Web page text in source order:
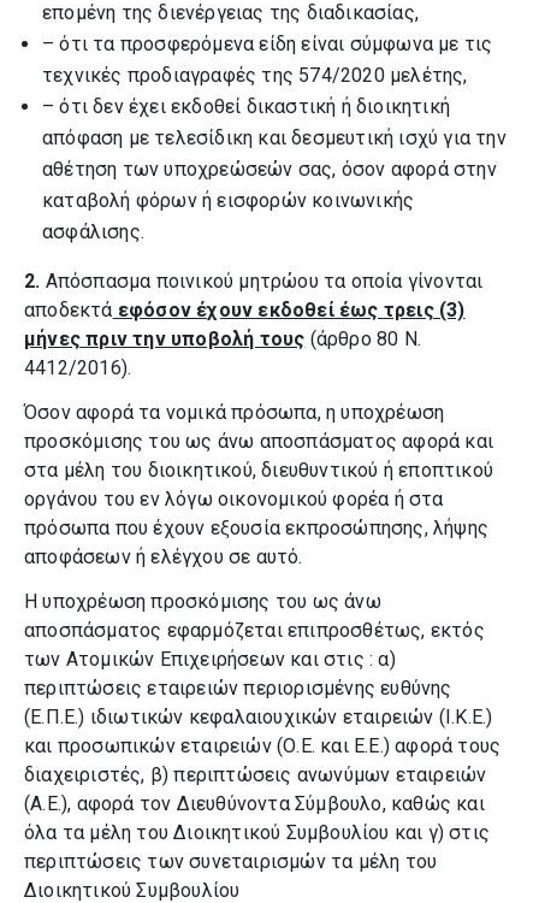
επομένη της διενέργειας της διαδικασίας,
– ότι τα προσφερόμενα είδη είναι σύμφωνα με τις
τεχνικές προδιαγραφές της 574/2020 μελέτης,
– ότι δεν έχει εκδοθεί δικαστική ή διοικητική
απόφαση με τελεσίδικη και δεσμευτική ισχύ για την
αθέτηση των υποχρεώσεών σας, όσον αφορά στην
καταβολή φόρων ή εισφορών κοινωνικής
ασφάλισης.
2. Απόσπασμα ποινικού μητρώου τα οποία γίνονται
αποδεκτά εφόσον έχουν εκδοθεί έως τρεις (3)
μήνες πριν την υποβολή τους (άρθρο 80 Ν.
4412/2016).
Όσον αφορά τα νομικά πρόσωπα, η υποχρέωση
προσκόμισης του ως άνω αποσπάσματος αφορά και
στα μέλη του διοικητικού, διευθυντικού ή εποπτικού
οργάνου του εν λόγω οικονομικού φορέα ή στα
πρόσωπα που έχουν εξουσία εκπροσώπησης, λήψης
αποφάσεων ή ελέγχου σε αυτό.
Η υποχρέωση προσκόμισης του ως άνω
αποσπάσματος εφαρμόζεται επιπροσθέτως, εκτός
των Ατομικών Επιχειρήσεων και στις : α)
περιπτώσεις εταιρειών περιορισμένης ευθύνης
(Ε.Π.Ε.) ιδιωτικών κεφαλαιουχικών εταιρειών (Ι.Κ.Ε.)
και προσωπικών εταιρειών (Ο.Ε. και Ε.Ε.) αφορά τους
διαχειριστές, β) περιπτώσεις ανωνύμων εταιρειών
(Α.Ε.), αφορά τον Διευθύνοντα Σύμβουλο, καθώς και
όλα τα μέλη του Διοικητικού Συμβουλίου και γ) στις
περιπτώσεις των συνεταιρισμών τα μέλη του
Διοικητικού Συμβουλίου